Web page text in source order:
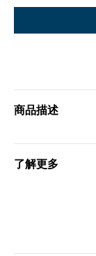
商品描述
了解更多